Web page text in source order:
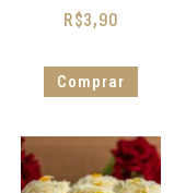
R$3,90
Comprar